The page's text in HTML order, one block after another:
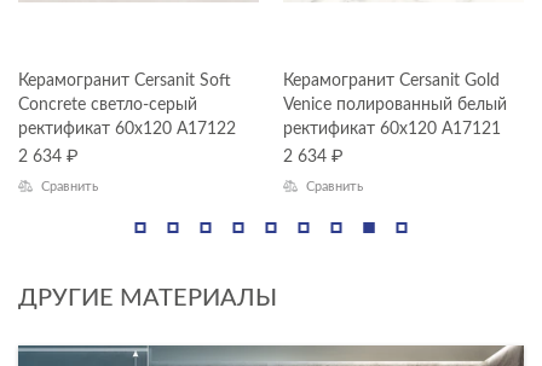
Керамогранит Cersanit Soft
Concrete светло-серый
ректификат 60x120 A17122
2 634 ₽
Сравнить
Керамогранит Cersanit Gold
Venice полированный белый
ректификат 60x120 A17121
2 634 ₽
Сравнить
ДРУГИЕ МАТЕРИАЛЫ